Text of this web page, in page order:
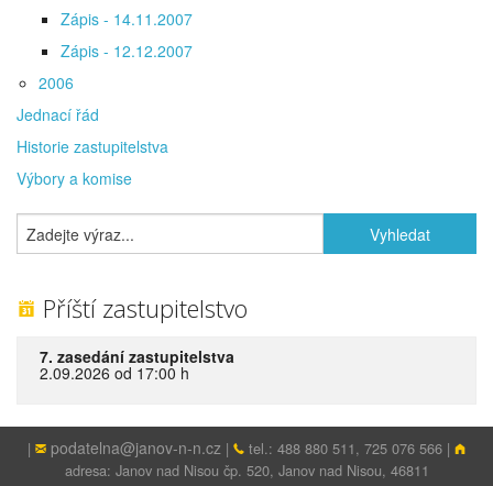
Zápis - 14.11.2007
Zápis - 12.12.2007
2006
Jednací řád
Historie zastupitelstva
Výbory a komise
Příští zastupitelstvo
7. zasedání zastupitelstva
2.09.2026 od 17:00 h
| podatelna@janov-n-n.cz |
tel.: 488 880 511, 725 076 566 |
adresa: Janov nad Nisou čp. 520, Janov nad Nisou, 46811